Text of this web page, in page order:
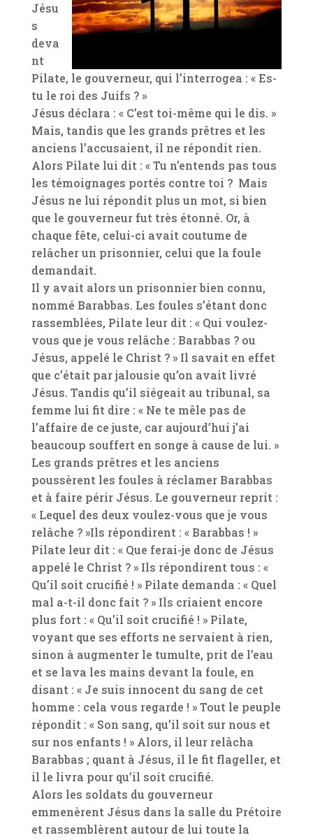
Jésu
s
deva
nt
Pilate, le gouverneur, qui l’interrogea : « Es-
tu le roi des Juifs ? »
Jésus déclara : « C’est toi-même qui le dis. »
Mais, tandis que les grands prêtres et les
anciens l’accusaient, il ne répondit rien.
Alors Pilate lui dit : « Tu n’entends pas tous
les témoignages portés contre toi ? Mais
Jésus ne lui répondit plus un mot, si bien
que le gouverneur fut très étonné. Or, à
chaque fête, celui-ci avait coutume de
relâcher un prisonnier, celui que la foule
demandait.
Il y avait alors un prisonnier bien connu,
nommé Barabbas. Les foules s’étant donc
rassemblées, Pilate leur dit : « Qui voulez-
vous que je vous relâche : Barabbas ? ou
Jésus, appelé le Christ ? » Il savait en effet
que c’était par jalousie qu’on avait livré
Jésus. Tandis qu’il siégeait au tribunal, sa
femme lui fit dire : « Ne te mêle pas de
l’affaire de ce juste, car aujourd’hui j’ai
beaucoup souffert en songe à cause de lui. »
Les grands prêtres et les anciens
poussèrent les foules à réclamer Barabbas
et à faire périr Jésus. Le gouverneur reprit :
« Lequel des deux voulez-vous que je vous
relâche ? »Ils répondirent : « Barabbas ! »
Pilate leur dit : « Que ferai-je donc de Jésus
appelé le Christ ? » Ils répondirent tous : «
Qu’il soit crucifié ! » Pilate demanda : « Quel
mal a-t-il donc fait ? » Ils criaient encore
plus fort : « Qu’il soit crucifié ! » Pilate,
voyant que ses efforts ne servaient à rien,
sinon à augmenter le tumulte, prit de l’eau
et se lava les mains devant la foule, en
disant : « Je suis innocent du sang de cet
homme : cela vous regarde ! » Tout le peuple
répondit : « Son sang, qu’il soit sur nous et
sur nos enfants ! » Alors, il leur relâcha
Barabbas ; quant à Jésus, il le fit flageller, et
il le livra pour qu’il soit crucifié.
Alors les soldats du gouverneur
emmenèrent Jésus dans la salle du Prétoire
et rassemblèrent autour de lui toute la